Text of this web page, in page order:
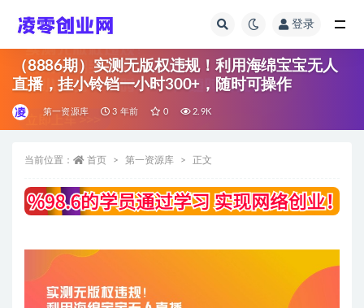
登录
（8886期）实测无版权违规！利用海绵宝宝无人
直播，挂小铃铛一小时300+，随时可操作
第一资源库 3 年前 0 2.9K
当前位置： 首页 第一资源库 正文